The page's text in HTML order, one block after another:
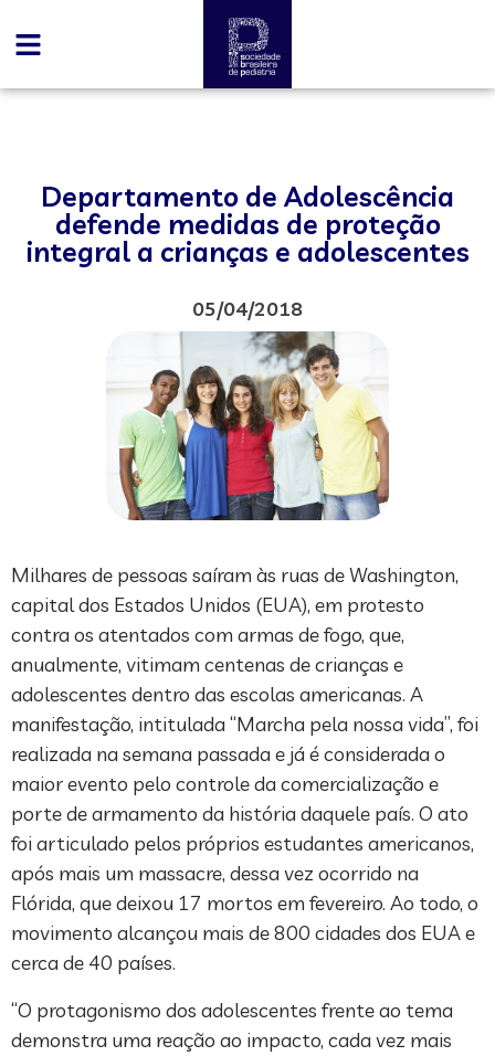
Departamento de Adolescência
defende medidas de proteção
integral a crianças e adolescentes
05/04/2018
Milhares de pessoas saíram às ruas de Washington,
capital dos Estados Unidos (EUA), em protesto
contra os atentados com armas de fogo, que,
anualmente, vitimam centenas de crianças e
adolescentes dentro das escolas americanas. A
manifestação, intitulada “Marcha pela nossa vida”, foi
realizada na semana passada e já é considerada o
maior evento pelo controle da comercialização e
porte de armamento da história daquele país. O ato
foi articulado pelos próprios estudantes americanos,
após mais um massacre, dessa vez ocorrido na
Flórida, que deixou 17 mortos em fevereiro. Ao todo, o
movimento alcançou mais de 800 cidades dos EUA e
cerca de 40 países.
“O protagonismo dos adolescentes frente ao tema
demonstra uma reação ao impacto, cada vez mais